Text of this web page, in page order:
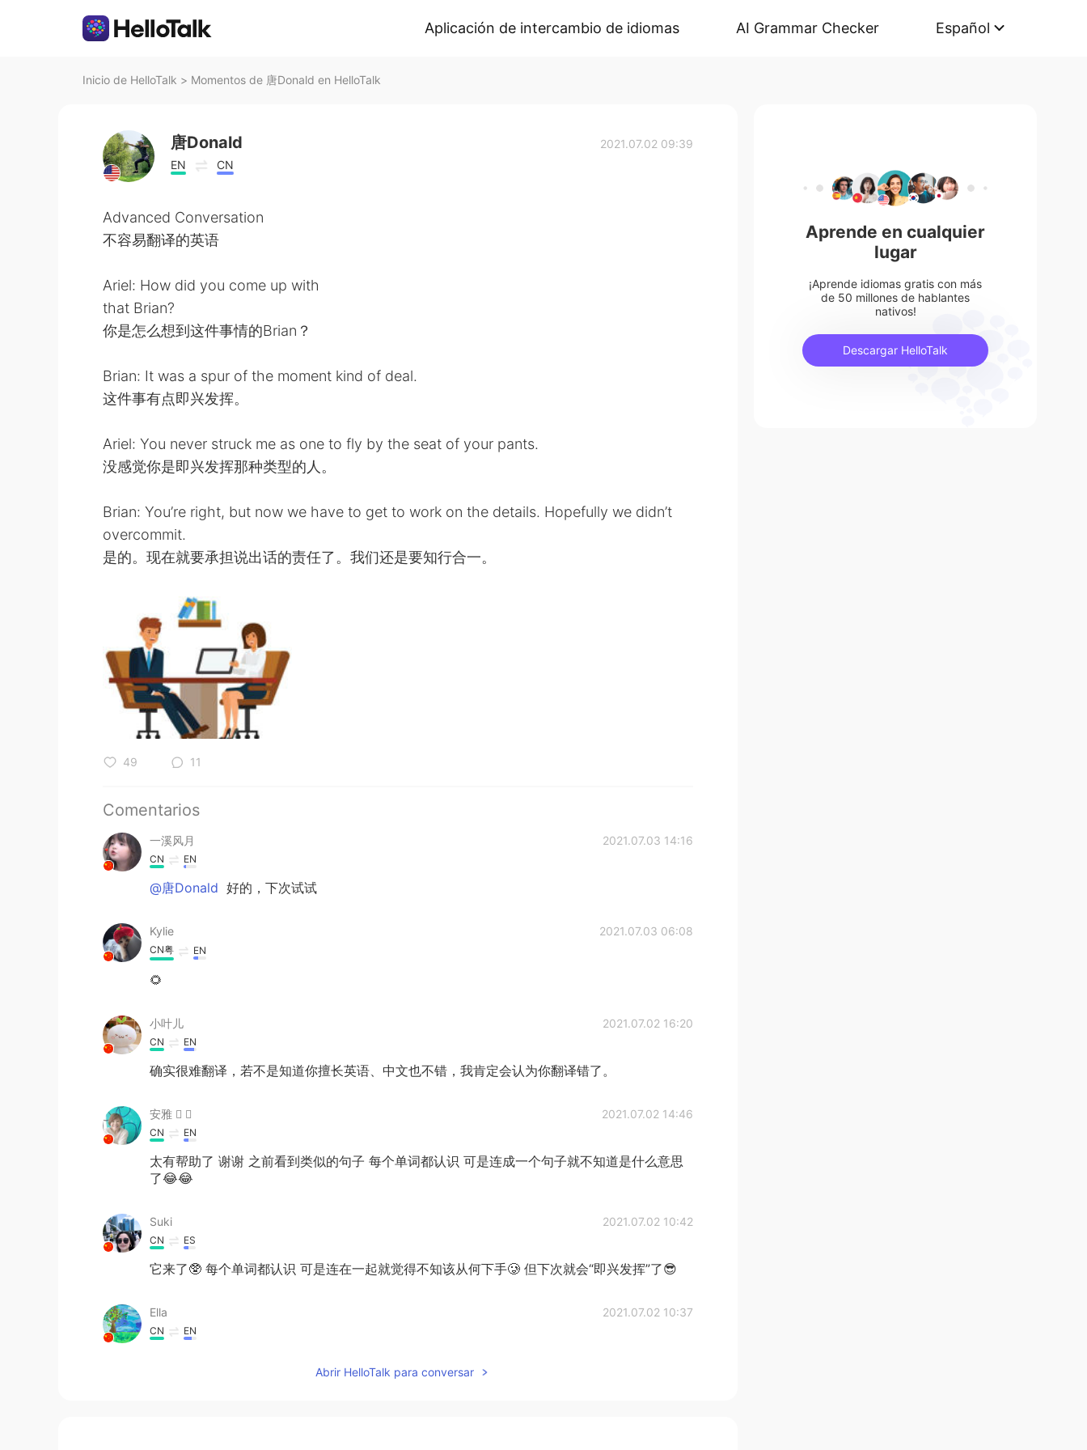
Aplicación de intercambio de idiomas AI Grammar Checker Español
Inicio de HelloTalk > Momentos de 唐Donald en HelloTalk
唐Donald
EN CN
2021.07.02 09:39
Advanced Conversation
不容易翻译的英语
Ariel: How did you come up with
that Brian?
你是怎么想到这件事情的Brian？
Brian: It was a spur of the moment kind of deal.
这件事有点即兴发挥。
Ariel: You never struck me as one to fly by the seat of your pants.
没感觉你是即兴发挥那种类型的人。
Brian: You’re right, but now we have to get to work on the details. Hopefully we didn’t
overcommit.
是的。现在就要承担说出话的责任了。我们还是要知行合一。
49 11
Comentarios
一溪风月 2021.07.03 14:16
CN EN
@唐Donald 好的，下次试试
Kylie 2021.07.03 06:08
CN粤 EN
🌻
小叶儿 2021.07.02 16:20
CN EN
确实很难翻译，若不是知道你擅长英语、中文也不错，我肯定会认为你翻译错了。
安雅   2021.07.02 14:46
CN EN
太有帮助了 谢谢 之前看到类似的句子 每个单词都认识 可是连成一个句子就不知道是什么意思
了😂😂
Suki 2021.07.02 10:42
CN ES
它来了🥸 每个单词都认识 可是连在一起就觉得不知该从何下手🥲 但下次就会“即兴发挥”了😎
Ella 2021.07.02 10:37
CN EN
Abrir HelloTalk para conversar
Aprende en cualquier
lugar
¡Aprende idiomas gratis con más
de 50 millones de hablantes
nativos!
Descargar HelloTalk